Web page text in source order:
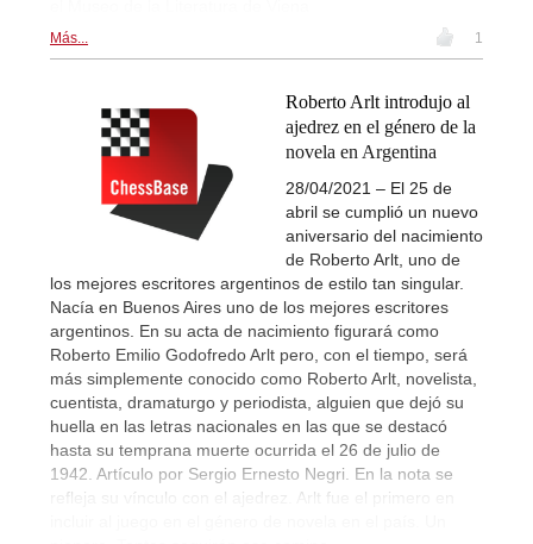
Más... 1
Roberto Arlt introdujo al
ajedrez en el género de la
novela en Argentina
28/04/2021 – El 25 de
abril se cumplió un nuevo
aniversario del nacimiento
de Roberto Arlt, uno de
los mejores escritores argentinos de estilo tan singular.
Nacía en Buenos Aires uno de los mejores escritores
argentinos. En su acta de nacimiento figurará como
Roberto Emilio Godofredo Arlt pero, con el tiempo, será
más simplemente conocido como Roberto Arlt, novelista,
cuentista, dramaturgo y periodista, alguien que dejó su
huella en las letras nacionales en las que se destacó
hasta su temprana muerte ocurrida el 26 de julio de
1942. Artículo por Sergio Ernesto Negri. En la nota se
refleja su vínculo con el ajedrez. Arlt fue el primero en